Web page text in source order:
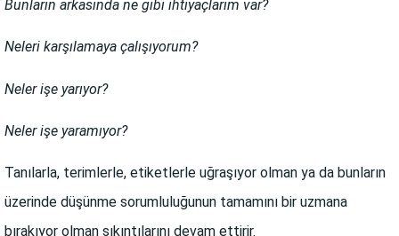
Bunların arkasında ne gibi ihtiyaçlarım var?
Neleri karşılamaya çalışıyorum?
Neler işe yarıyor?
Neler işe yaramıyor?
Tanılarla, terimlerle, etiketlerle uğraşıyor olman ya da bunların
üzerinde düşünme sorumluluğunun tamamını bir uzmana
bırakıyor olman sıkıntılarını devam ettirir.